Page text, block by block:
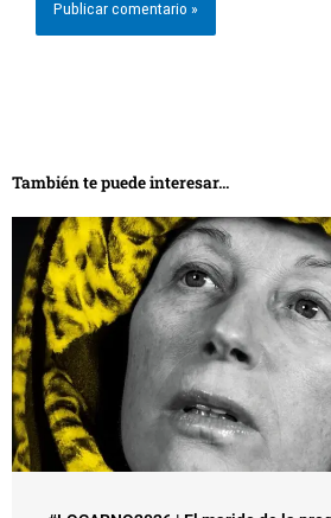
También te puede interesar...